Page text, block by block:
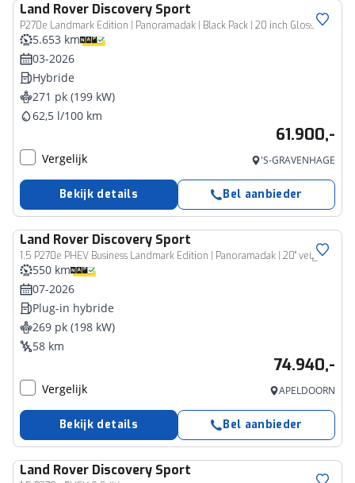
Land Rover Discovery Sport
P270e Landmark Edition | Panoramadak | Black Pack | 20 inch Gloss Black | Cold Climate Pack
5.653 km
03-2026
Hybride
271 pk (199 kW)
62,5 l/100 km
61.900,-
Vergelijk 'S-GRAVENHAGE
Bekijk details Bel aanbieder
Land Rover Discovery Sport
1.5 P270e PHEV Business Landmark Edition | Panoramadak | 20'' velgen | Elek. trekhaak | Cold Climate & Driver Pack |
550 km
07-2026
Plug-in hybride
269 pk (198 kW)
58 km
74.940,-
Vergelijk APELDOORN
Bekijk details Bel aanbieder
Land Rover Discovery Sport